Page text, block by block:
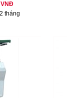
tháng